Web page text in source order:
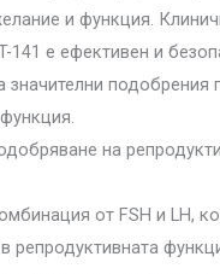
и функция.
141 е ефективен и
значителни
на
от FSH и LH,
репродуктивната